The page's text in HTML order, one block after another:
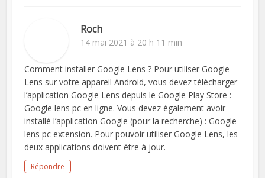
Roch
14 mai 2021 à 20 h 11 min
Comment installer Google Lens ? Pour utiliser Google
Lens sur votre appareil Android, vous devez télécharger
l’application Google Lens depuis le Google Play Store :
Google lens pc en ligne. Vous devez également avoir
installé l’application Google (pour la recherche) : Google
lens pc extension. Pour pouvoir utiliser Google Lens, les
deux applications doivent être à jour.
Répondre